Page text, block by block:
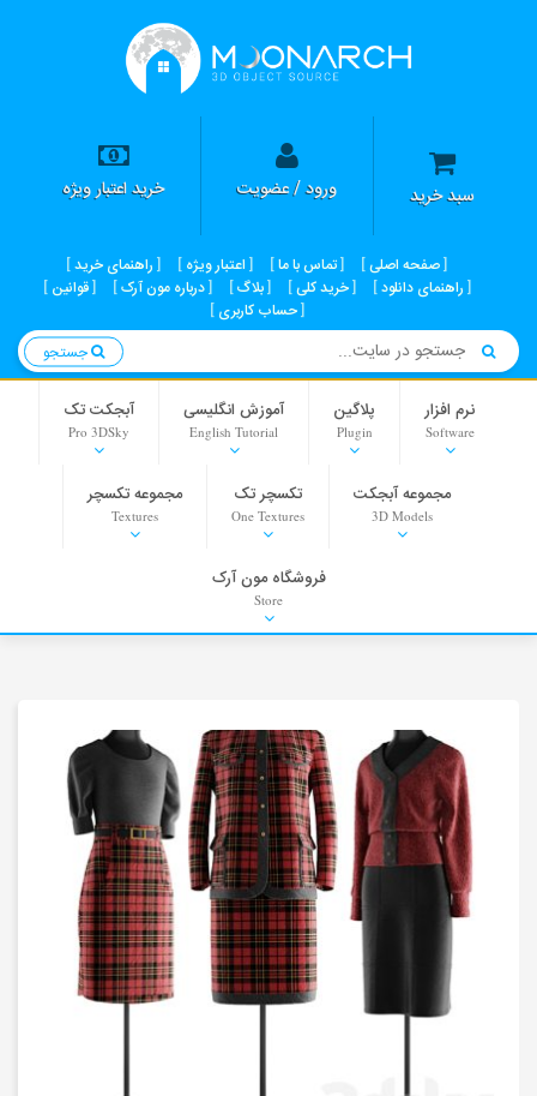
سبد خرید ورود / عضویت خرید اعتبار ویژه
صفحه اصلی تماس با ما اعتبار ویژه
راهنمای خرید
راهنمای دانلود
خرید کلی بلاگ درباره مون آرک
قوانین
حساب کاربری
نرم افزار
Software
پلاگین
Plugin
آموزش انگلیسی
English Tutorial
آبجکت تک
Pro 3DSky
مجموعه آبجکت
3D Models
تکسچر تک
One Textures
مجموعه تکسچر
Textures
PNG-PSD
فروشگاه مون آرک
Store